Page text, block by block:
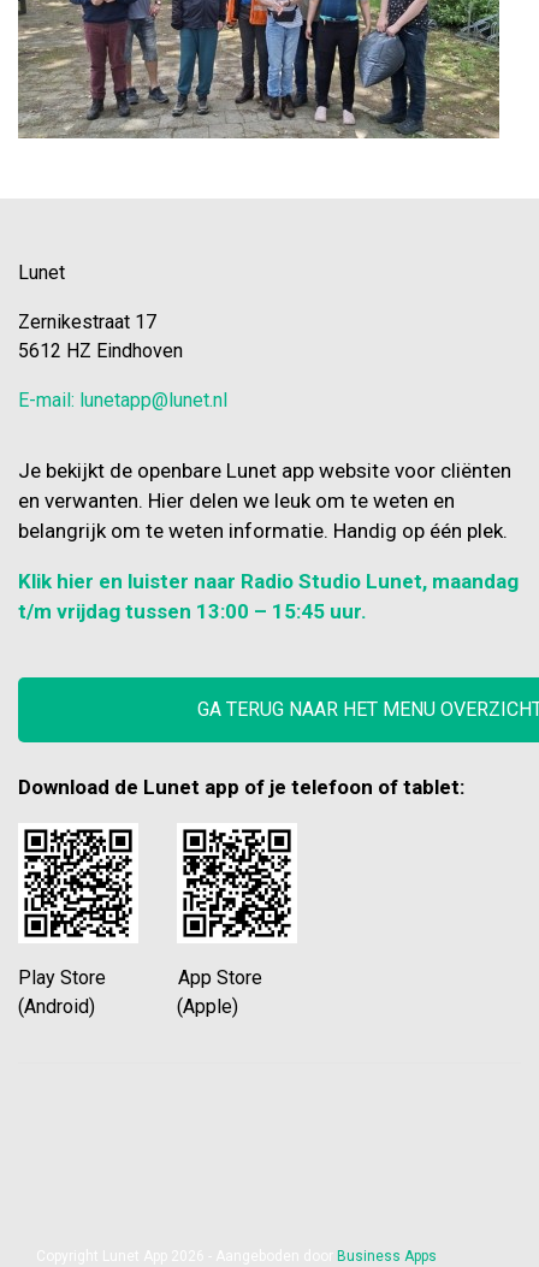
Lunet
Zernikestraat 17
5612 HZ Eindhoven
E-mail: lunetapp@lunet.nl
Je bekijkt de openbare Lunet app website voor cliënten
en verwanten. Hier delen we leuk om te weten en
belangrijk om te weten informatie. Handig op één plek.
Klik hier en luister naar Radio Studio Lunet, maandag
t/m vrijdag tussen 13:00 – 15:45 uur.
GA TERUG NAAR HET MENU
Download de Lunet app of je telefoon of tablet:
Play Store App Store
(Android) (Apple)
Business Apps